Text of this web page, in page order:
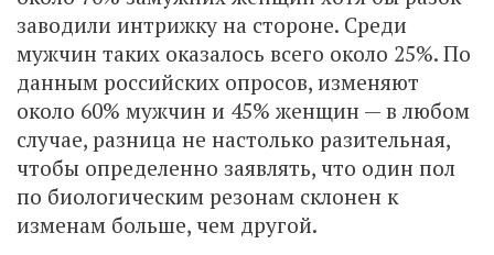
заводили интрижку на стороне. Среди
мужчин таких оказалось всего около 25%. По
данным российских опросов, изменяют
около 60% мужчин и 45% женщин — в любом
случае, разница не настолько разительная,
чтобы определенно заявлять, что один пол
по биологическим резонам склонен к
изменам больше, чем другой.